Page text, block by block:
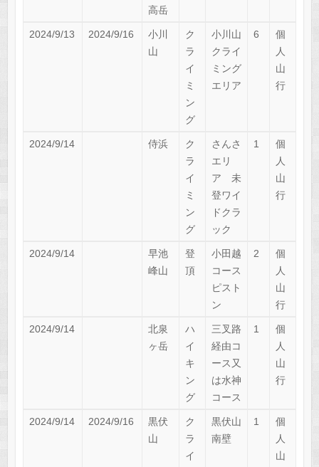
高岳
2024/9/13 2024/9/16
小川
山
ク
ラ
イ
ミ
ン
グ
小川山
クライ
ミング
エリア
6
個
人
山
行
2024/9/14 侍浜
ク
ラ
イ
ミ
ン
グ
さんさ
エリ
ア 未
登ワイ
ドクラ
ック
1
個
人
山
行
2024/9/14
早池
峰山
登
頂
小田越
コース
ピスト
ン
2
個
人
山
行
2024/9/14
北泉
ヶ岳
ハ
イ
キ
ン
グ
三叉路
経由コ
ース又
は水神
コース
1
個
人
山
行
2024/9/14 2024/9/16
黒伏
山
ク
ラ
イ
黒伏山
南壁
1
個
人
山